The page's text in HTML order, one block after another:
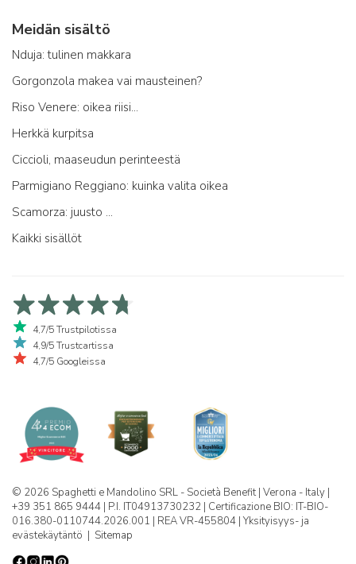
Meidän sisältö
Nduja: tulinen makkara
Gorgonzola makea vai mausteinen?
Riso Venere: oikea riisi...
Herkkä kurpitsa
Ciccioli, maaseudun perinteestä
Parmigiano Reggiano: kuinka valita oikea
Scamorza: juusto ...
Kaikki sisällöt
4,7/5 Trustpilotissa
4,9/5 Trustcartissa
4,7/5 Googleissa
© 2026 Spaghetti e Mandolino SRL - Società Benefit | Verona - Italy |
+39 351 865 9444 | P.I. IT04913730232 | Certificazione BIO: IT-BIO-
016.380-0110744.2026.001 | REA VR-455804 |Yksityisyys- ja
evästekäytäntö | Sitemap